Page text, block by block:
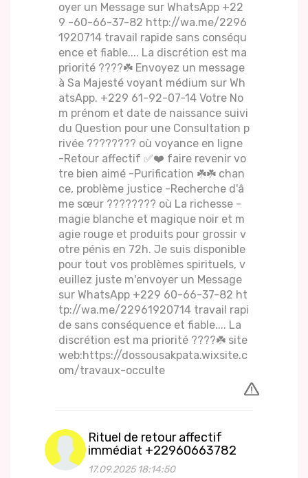
oyer un Message sur WhatsApp +22
9 -60-66-37-82 http://wa.me/2296
1920714 travail rapide sans conséqu
ence et fiable.... La discrétion est ma
priorité ????☘️ Envoyez un message
à Sa Majesté voyant médium sur Wh
atsApp. +229 61-92-07-14 Votre No
m prénom et date de naissance suivi
du Question pour une Consultation p
rivée ????️???? où voyance en ligne
-Retour affectif ✅❤️ faire revenir vo
tre bien aimé -Purification ☘️☘️ chan
ce, problème justice -Recherche d'â
me sœur ???????? où La richesse -
magie blanche et magique noir et m
agie rouge et produits pour grossir v
otre pénis en 72h. Je suis disponible
pour tout vos problèmes spirituels, v
euillez juste m'envoyer un Message
sur WhatsApp +229 60-66-37-82 ht
tp://wa.me/22961920714 travail rapi
de sans conséquence et fiable.... La
discrétion est ma priorité ????☘️ site
web:https://dossousakpata.wixsite.c
om/travaux-occulte
Rituel de retour affectif
immédiat +22960663782
17.09.2025 18:14:50